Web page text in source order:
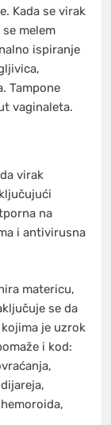
Kada se virak
melem
ispiranje
Tampone
vaginaleta.
virak
na
i antivirusna
matericu,
se da
je uzrok
i kod: